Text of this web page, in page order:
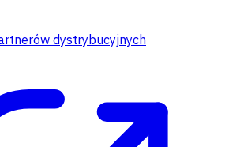
dystrybucyjnych